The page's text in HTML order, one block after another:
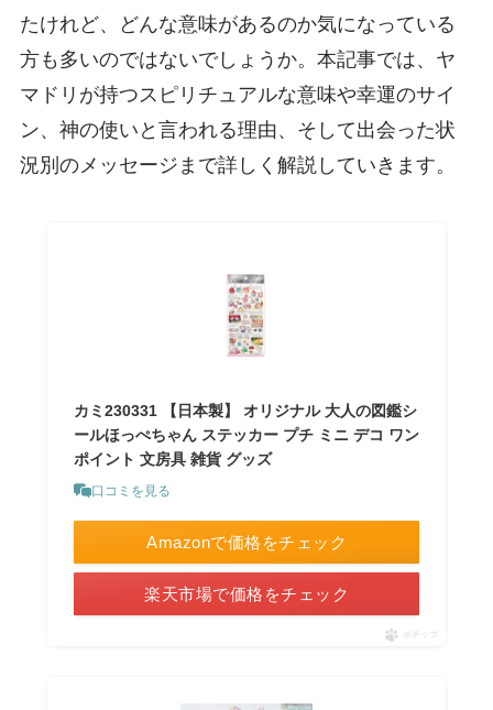
たけれど、どんな意味があるのか気になっている
方も多いのではないでしょうか。本記事では、ヤ
マドリが持つスピリチュアルな意味や幸運のサイ
ン、神の使いと言われる理由、そして出会った状
況別のメッセージまで詳しく解説していきます。
カミ230331 【日本製】 オリジナル 大人の図鑑シ
ールほっぺちゃん ステッカー プチ ミニ デコ ワン
ポイント 文房具 雑貨 グッズ
口コミを見る
Amazonで価格をチェック
楽天市場で価格をチェック
ポチップ